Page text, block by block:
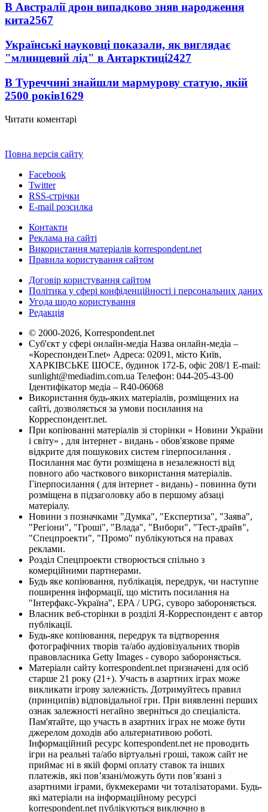
В Австралії дрон випадково зняв народження
кита2567
Українські науковці показали, як виглядає
"млинцевий лід" в Антарктиці2427
В Туреччині знайшли мармурову статую, якій
2500 років1629
Читати коментарі
Повна версія сайту
Facebook
Twitter
RSS-стрічки
E-mail розсилка
Контакти
Реклама на сайті
Використання матеріалів korrespondent.net
Правила користування сайтом
Договір користування сайтом
Політика у сфері конфіденційності і персональних даних
Угода щодо користування
Редакція
© 2000-2026, Korrespondent.net
Суб'єкт у сфері онлайн-медіа Назва онлайн-медіа –
«КореспонденТ.net» Адреса: 02091, місто Київ,
ХАРКІВСЬКЕ ШОСЕ, будинок 172-Б, офіс 208/1 E-mail:
sunlight@mediadim.com.ua Телефон: 044-205-43-00
Ідентифікатор медіа – R40-06068
Використання будь-яких матеріалів, розміщених на
сайті, дозволяється за умови посилання на
Корреспондент.net.
При копіюванні матеріалів зі сторінки « Новини України
і світу» , для інтернет - видань - обов'язкове пряме
відкрите для пошукових систем гіперпосилання .
Посилання має бути розміщена в незалежності від
повного або часткового використання матеріалів.
Гіперпосилання ( для інтернет - видань) - повинна бути
розміщена в підзаголовку або в першому абзаці
матеріалу.
Новини з позначками "Думка", "Експертиза", "Заява",
"Регіони", "Гроші", "Влада", "Вибори", "Тест-драйв",
"Спецпроекти", "Промо" публікуються на правах
реклами.
Розділ Спецпроекти створюється спільно з
комерційними партнерами.
Будь яке копіювання, публікація, передрук, чи наступне
поширення інформації, що містить посилання на
"Інтерфакс-Україна", EPA / UPG, суворо забороняється.
Власник веб-сторінки в розділі Я-Корреспондент є автор
публікації.
Будь-яке копіювання, передрук та відтворення
фотографічних творів та/або аудіовізуальних творів
правовласника Getty Images - суворо забороняється.
Матеріали сайту korrespondent.net призначені для осіб
старше 21 року (21+). Участь в азартних іграх може
викликати ігрову залежність. Дотримуйтесь правил
(принципів) відповідальної гри. При виявленні перших
ознак залежності негайно зверніться до спеціаліста.
Пам'ятайте, що участь в азартних іграх не може бути
джерелом доходів або альтернативою роботі.
Інформаційний ресурс korrespondent.net не проводить
ігри на реальні та/або віртуальні гроші, також сайт не
приймає ні в якій формі оплату ставок та інших
платежів, які пов’язані/можуть бути пов’язані з
азартними іграми, букмекерами чи тоталізаторами. Будь-
які матеріали на інформаційному ресурсі
korrespondent.net публікуються виключно в